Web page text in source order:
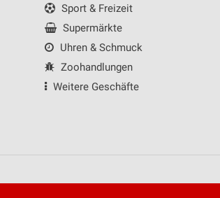
Sport & Freizeit
Supermärkte
Uhren & Schmuck
Zoohandlungen
Weitere Geschäfte